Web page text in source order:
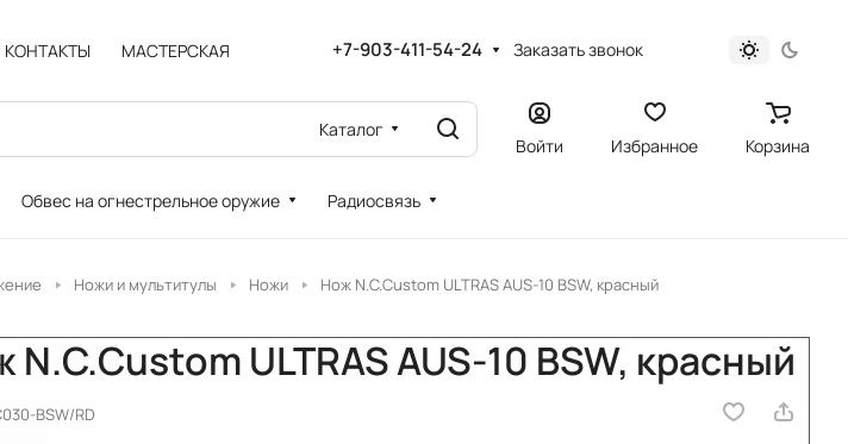
КОНТАКТЫ МАСТЕРСКАЯ +7-903-411-54-24 Заказать звонок
Каталог
Войти Избранное Корзина
Обвес на огнестрельное оружие Радиосвязь
Ножи и мультитулы Ножи Нож N.C.Custom ULTRAS AUS-10 BSW, красный
N.C.Custom ULTRAS AUS-10 BSW, красный
BSW/RD